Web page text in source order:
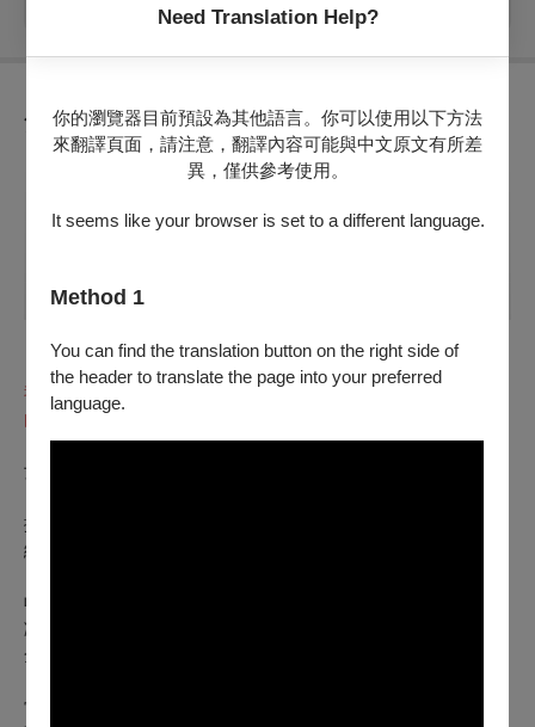
Need Translation Help?
你的瀏覽器目前預設為其他語言。你可以使用以下方法
來翻譯頁面，請注意，翻譯內容可能與中文原文有所差
異，僅供參考使用。
It seems like your browser is set to a different language.
Method 1
You can find the translation button on the right side of
the header to translate the page into your preferred
language.
節目介紹
「現在時間是下午 2:38 分 ，搬家公司會在 3:30 的時候過來。
我要在一小時之內把剩下所有的東西打包好，我一定可以
的！」
女子的搬家進入失控倒數——
搬家的箱子裝滿所有生活必需與殘餘。
絨毛娃娃、衣物、日常家用品，以及厚重的書籍。
收拾家當，像是點亮回憶跑馬燈，
凝斂於器物的記憶湧上心頭，在記憶回返的瞬間，幾乎要費盡
全身的氣力丟棄，
當我們閱讀《怦然心動的人生整理魔法》